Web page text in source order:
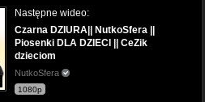
Następne wideo:
Czarna DZIURA|| NutkoSfera ||
Piosenki DLA DZIECI || CeZik
dzieciom
NutkoSfera
1080p